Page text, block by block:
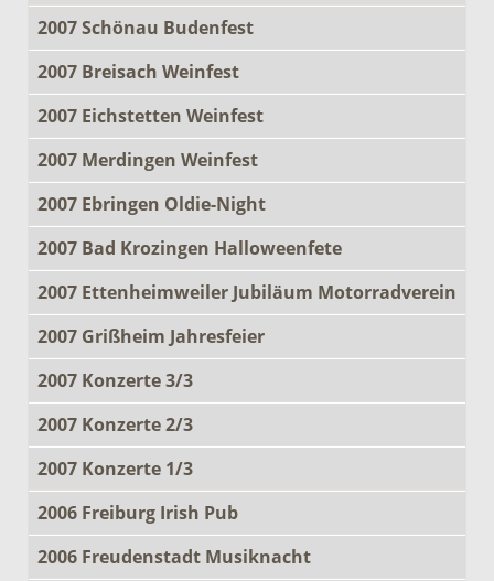
2007 Schönau Budenfest
2007 Breisach Weinfest
2007 Eichstetten Weinfest
2007 Merdingen Weinfest
2007 Ebringen Oldie-Night
2007 Bad Krozingen Halloweenfete
2007 Ettenheimweiler Jubiläum Motorradverein
2007 Grißheim Jahresfeier
2007 Konzerte 3/3
2007 Konzerte 2/3
2007 Konzerte 1/3
2006 Freiburg Irish Pub
2006 Freudenstadt Musiknacht